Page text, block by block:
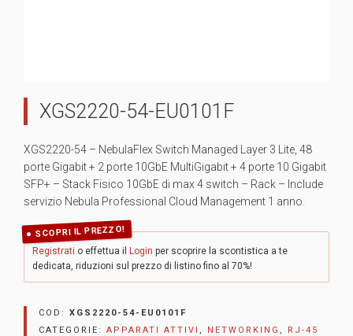
XGS2220-54-EU0101F
XGS2220-54 – NebulaFlex Switch Managed Layer 3 Lite, 48
porte Gigabit + 2 porte 10GbE MultiGigabit + 4 porte 10 Gigabit
SFP+ – Stack Fisico 10GbE di max 4 switch – Rack – Include
servizio Nebula Professional Cloud Management 1 anno.
SCOPRI IL PREZZO!
Registrati o effettua il Login per scoprire la scontistica a te
dedicata, riduzioni sul prezzo di listino fino al 70%!
COD: XGS2220-54-EU0101F
CATEGORIE: APPARATI ATTIVI , NETWORKING , RJ-45